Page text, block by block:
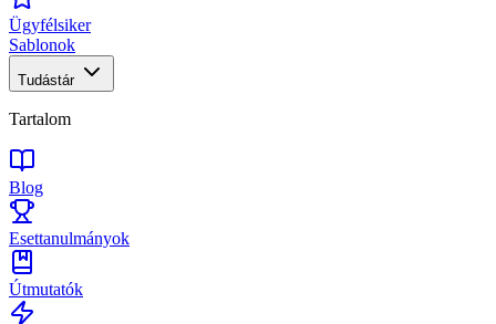
Ügyfélsiker
Sablonok
Tudástár
Tartalom
Blog
Esettanulmányok
Útmutatók